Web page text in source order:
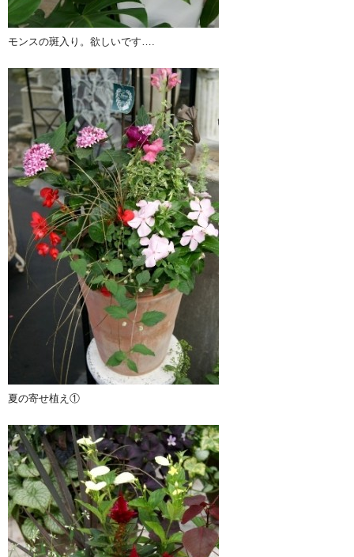
モンスの斑入り。欲しいです….
夏の寄せ植え①